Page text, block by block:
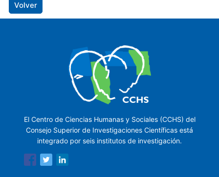
Volver
El Centro de Ciencias Humanas y Sociales (CCHS) del
Consejo Superior de Investigaciones Científicas está
integrado por seis institutos de investigación.